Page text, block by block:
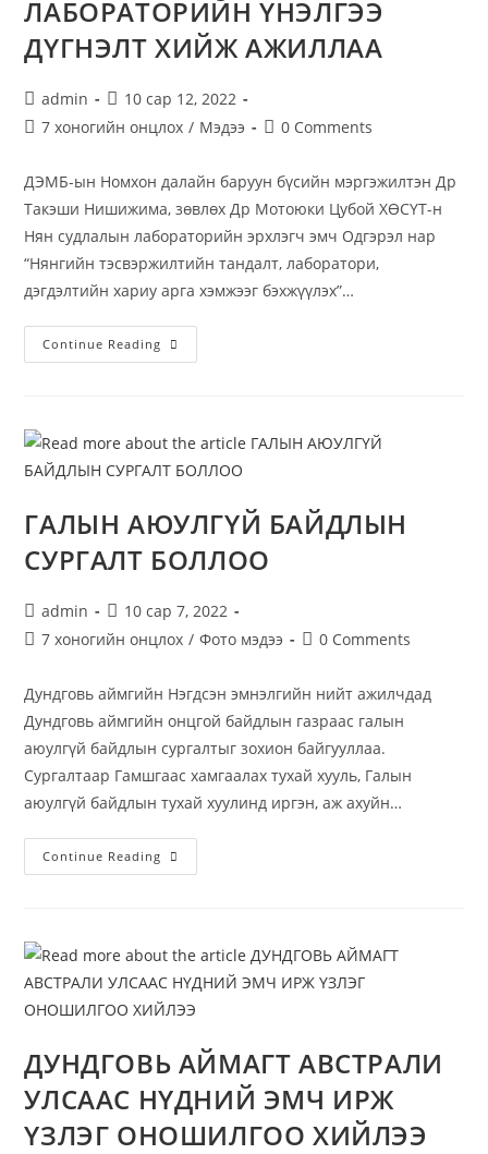
ЛАБОРАТОРИЙН ҮНЭЛГЭЭ
ДҮГНЭЛТ ХИЙЖ АЖИЛЛАА
admin
10 сар 12, 2022
7 хоногийн онцлох / Мэдээ 0 Comments
ДЭМБ-ын Номхон далайн баруун бүсийн мэргэжилтэн Др
Такэши Нишижима, зөвлөх Др Мотоюки Цубой ХӨСҮТ-н
Нян судлалын лабораторийн эрхлэгч эмч Одгэрэл нар
“Нянгийн тэсвэржилтийн тандалт, лаборатори,
дэгдэлтийн хариу арга хэмжээг бэхжүүлэх”…
Continue Reading
ГАЛЫН АЮУЛГҮЙ БАЙДЛЫН
СУРГАЛТ БОЛЛОО
admin
10 сар 7, 2022
7 хоногийн онцлох / Фото мэдээ 0 Comments
Дундговь аймгийн Нэгдсэн эмнэлгийн нийт ажилчдад
Дундговь аймгийн онцгой байдлын газраас галын
аюулгүй байдлын сургалтыг зохион байгууллаа.
Сургалтаар Гамшгаас хамгаалах тухай хууль, Галын
аюулгүй байдлын тухай хуулинд иргэн, аж ахуйн…
Continue Reading
ДУНДГОВЬ АЙМАГТ АВСТРАЛИ
УЛСААС НҮДНИЙ ЭМЧ ИРЖ
ҮЗЛЭГ ОНОШИЛГОО ХИЙЛЭЭ